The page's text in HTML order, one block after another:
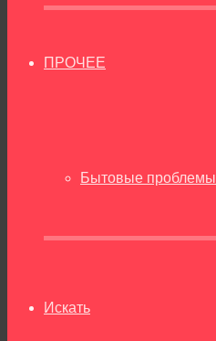
ПРОЧЕЕ
Бытовые проблемы
Искать